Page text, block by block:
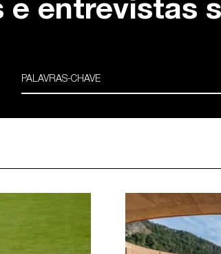
e entrevistas